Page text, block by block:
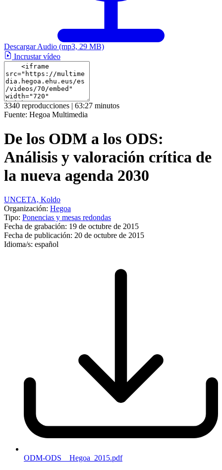
Descargar Audio (mp3, 29 MB)
Incrustar vídeo
3340 reproducciones | 63:27 minutos
Fuente: Hegoa Multimedia
De los ODM a los ODS:
Análisis y valoración crítica de
la nueva agenda 2030
UNCETA, Koldo
Organización: Hegoa
Tipo: Ponencias y mesas redondas
Fecha de grabación: 19 de octubre de 2015
Fecha de publicación: 20 de octubre de 2015
Idioma/s: español
ODM-ODS__Hegoa_2015.pdf